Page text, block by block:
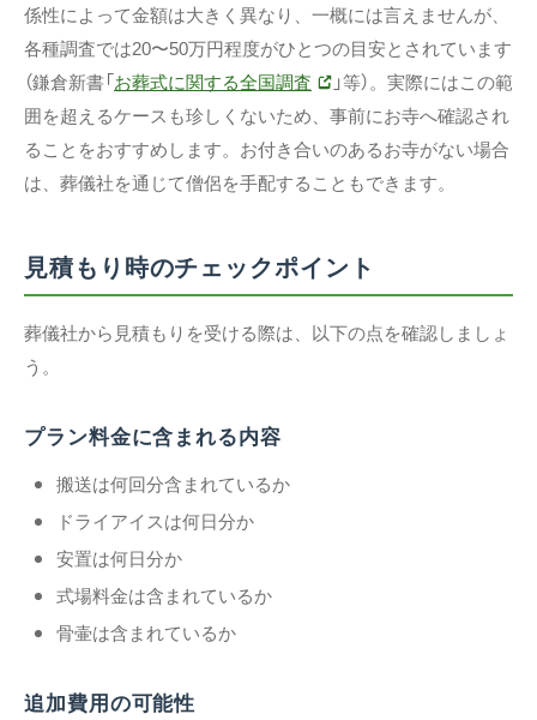
係性によって金額は大きく異なり、一概には言えませんが、
各種調査では20〜50万円程度がひとつの目安とされています
（鎌倉新書「お葬式に関する全国調査
」等）。実際にはこの範
囲を超えるケースも珍しくないため、事前にお寺へ確認され
ることをおすすめします。お付き合いのあるお寺がない場合
は、葬儀社を通じて僧侶を手配することもできます。
見積もり時のチェックポイント
葬儀社から見積もりを受ける際は、以下の点を確認しましょ
う。
プラン料金に含まれる内容
搬送は何回分含まれているか
ドライアイスは何日分か
安置は何日分か
式場料金は含まれているか
骨壷は含まれているか
追加費用の可能性